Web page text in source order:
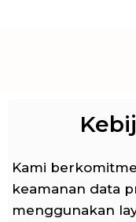
Kami
keamanan data
menggunakan